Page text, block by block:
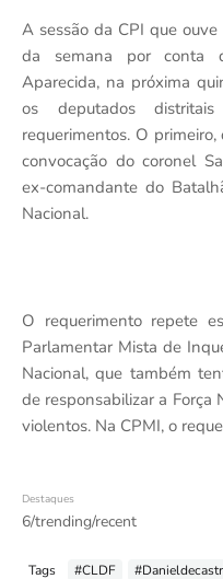
A sessão da CPI que
da semana por conta
Aparecida, na próxima
os deputados
requerimentos. O
convocação do coronel
ex-comandante do
Nacional.
O requerimento repete
Parlamentar Mista de
Nacional, que também
de responsabilizar a Força
violentos. Na CPMI, o
Destaques
6/trending/recent
Tags #CLDF